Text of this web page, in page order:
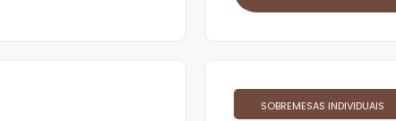
SOBREMESAS INDIVIDUAIS